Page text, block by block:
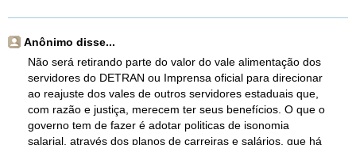
Anônimo disse...
Não será retirando parte do valor do vale alimentação dos
servidores do DETRAN ou Imprensa oficial para direcionar
ao reajuste dos vales de outros servidores estaduais que,
com razão e justiça, merecem ter seus benefícios. O que o
governo tem de fazer é adotar politicas de isonomia
salarial, através dos planos de carreiras e salários, que há